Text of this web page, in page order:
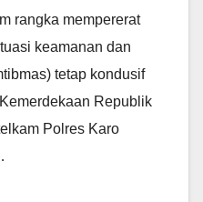
rangka mempererat
keamanan dan
tetap kondusif
Republik
Polres Karo